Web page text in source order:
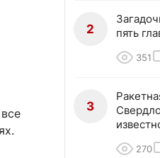
2
пять
351
3
270